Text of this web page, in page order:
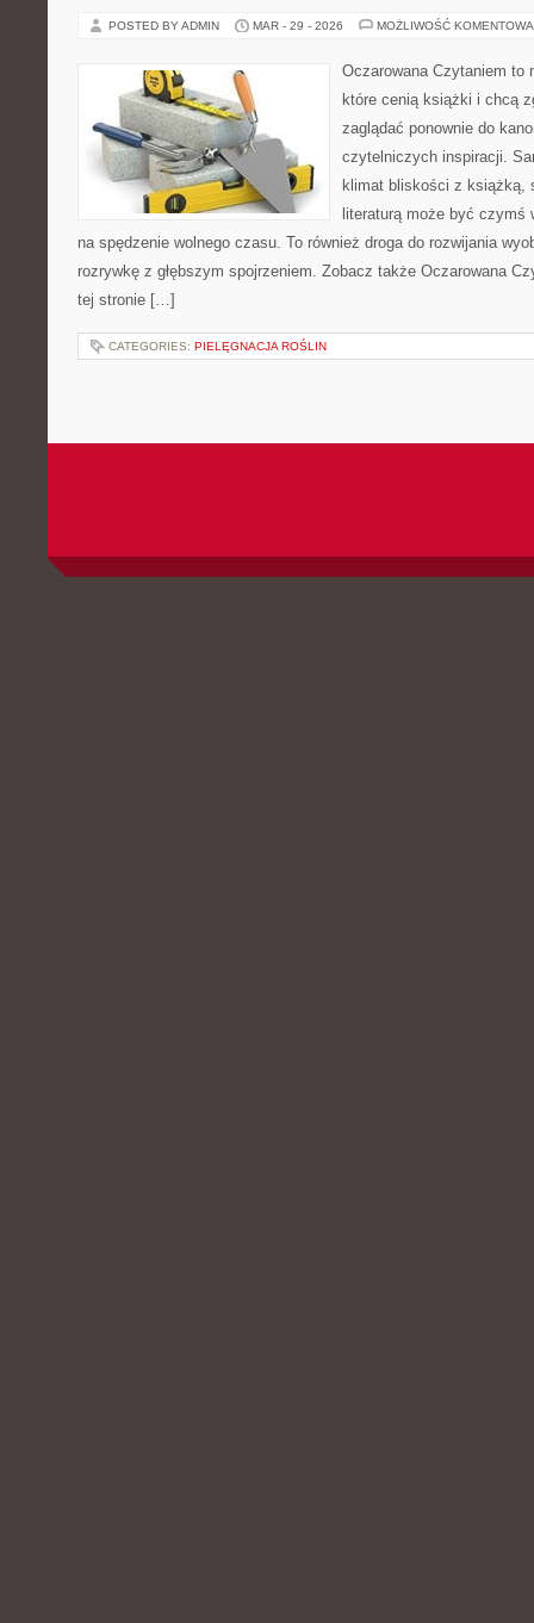
POSTED BY ADMIN MAR - 29 - 2026 MOŻLIWOŚĆ
Oczarowana Czytaniem to
które cenią książki i chcą
zaglądać ponownie do
czytelniczych inspiracji.
klimat bliskości z książką,
literaturą może być
na spędzenie wolnego czasu. To również droga do rozwijania
rozrywkę z głębszym spojrzeniem. Zobacz także Oczarowana
tej stronie […]
CATEGORIES: PIELĘGNACJA ROŚLIN